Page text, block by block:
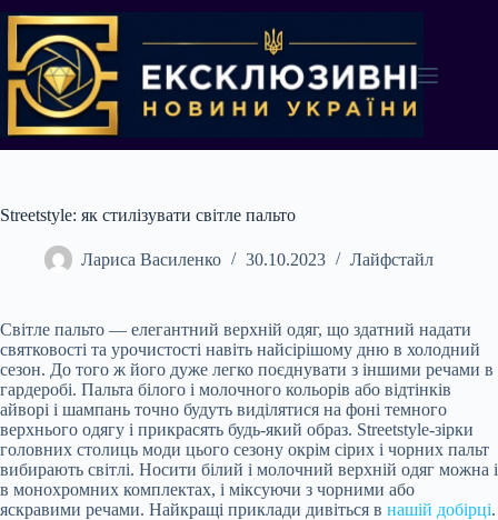
до
вмісту
Streetstyle: як стилізувати світле пальто
Лариса Василенко 30.10.2023 Лайфстайл
Світле пальто — елегантний верхній одяг, що здатний надати
святковості та урочистості навіть найсірішому дню в холодний
сезон. До того ж його дуже легко поєднувати з іншими речами в
гардеробі. Пальта білого і молочного кольорів або відтінків
айворі і шампань точно будуть виділятися на фоні темного
верхнього одягу і прикрасять будь-який образ. Streetstyle-зірки
головних столиць моди цього сезону окрім сірих і чорних пальт
вибирають світлі. Носити білий і молочний верхній одяг можна і
в монохромних комплектах, і міксуючи з чорними або
яскравими речами. Найкращі приклади дивіться в нашій добірці.